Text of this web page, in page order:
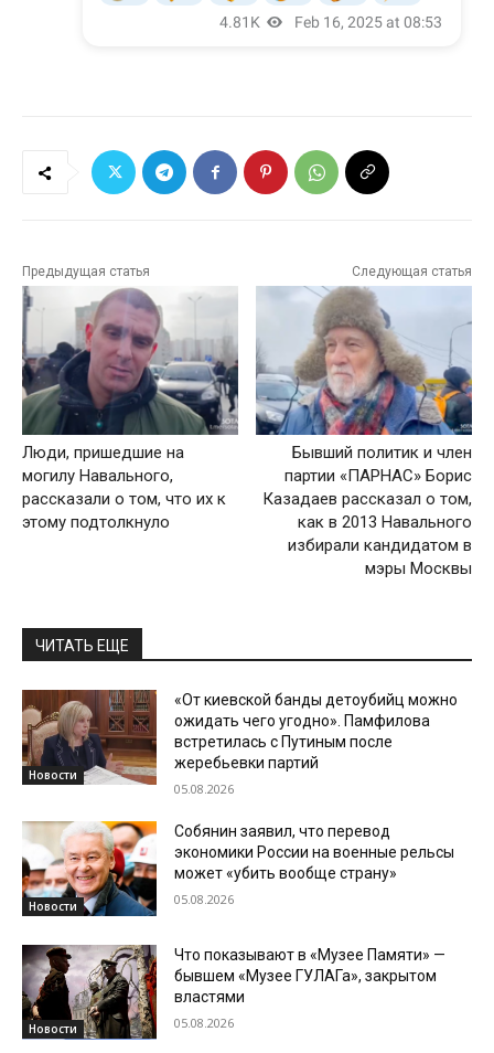
Предыдущая статья
Люди, пришедшие на
могилу Навального,
рассказали о том, что их к
этому подтолкнуло
Следующая статья
Бывший политик и член
партии «ПАРНАС» Борис
Казадаев рассказал о том,
как в 2013 Навального
избирали кандидатом в
мэры Москвы
ЧИТАТЬ ЕЩЕ
Новости
«От киевской банды детоубийц можно
ожидать чего угодно». Памфилова
встретилась с Путиным после
жеребьевки партий
05.08.2026
Новости
Собянин заявил, что перевод
экономики России на военные рельсы
может «убить вообще страну»
05.08.2026
Новости
Что показывают в «Музее Памяти» —
бывшем «Музее ГУЛАГа», закрытом
властями
05.08.2026